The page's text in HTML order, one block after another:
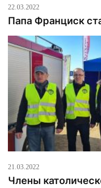
22.03.2022
Папа Франциск
21.03.2022
Члены